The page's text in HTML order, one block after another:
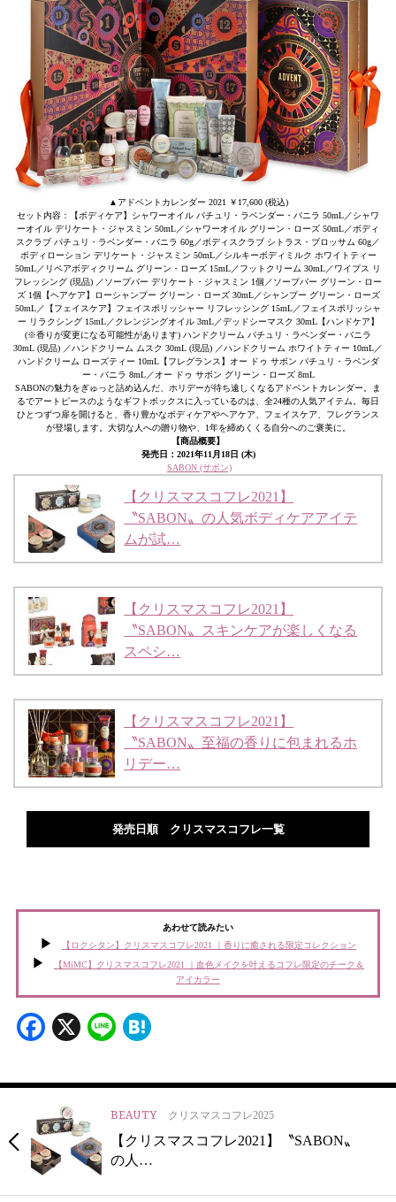
▲アドベントカレンダー 2021 ￥17,600 (税込)
セット内容：【ボディケア】シャワーオイル パチュリ・ラベンダー・バニラ 50mL／シャワ
ーオイル デリケート・ジャスミン 50mL／シャワーオイル グリーン・ローズ 50mL／ボディ
スクラブ パチュリ・ラベンダー・バニラ 60g／ボディスクラブ シトラス・ブロッサム 60g／
ボディローション デリケート・ジャスミン 50mL／シルキーボディミルク ホワイトティー
50mL／リペアボディクリーム グリーン・ローズ 15mL／フットクリーム 30mL／ワイプス リ
フレッシング (現品) ／ソープバー デリケート・ジャスミン 1個／ソープバー グリーン・ロー
ズ 1個【ヘアケア】ローシャンプー グリーン・ローズ 30mL／シャンプー グリーン・ローズ
50mL／【フェイスケア】フェイスポリッシャー リフレッシング 15mL／フェイスポリッシャ
ー リラクシング 15mL／クレンジングオイル 3mL／デッドシーマスク 30mL【ハンドケア】
(※香りが変更になる可能性があります) ハンドクリーム パチュリ・ラベンダー・バニラ
30mL (現品) ／ハンドクリーム ムスク 30mL (現品) ／ハンドクリーム ホワイトティー 10mL／
ハンドクリーム ローズティー 10mL【フレグランス】オー ドゥ サボン パチュリ・ラベンダ
ー・バニラ 8mL／オー ドゥ サボン グリーン・ローズ 8mL
SABONの魅力をぎゅっと詰め込んだ、ホリデーが待ち遠しくなるアドベントカレンダー。ま
るでアートピースのようなギフトボックスに入っているのは、全24種の人気アイテム。毎日
ひとつずつ扉を開けると、香り豊かなボディケアやヘアケア、フェイスケア、フレグランス
が登場します。大切な人への贈り物や、1年を締めくくる自分へのご褒美に。
【商品概要】
発売日：2021年11月18日 (木)
SABON (サボン)
【クリスマスコフレ2021】
〝SABON〟の人気ボディケアアイテ
ムが試…
【クリスマスコフレ2021】
〝SABON〟スキンケアが楽しくなる
スペシ…
【クリスマスコフレ2021】
〝SABON〟至福の香りに包まれるホ
リデー…
発売日順 クリスマスコフレ一覧
あわせて読みたい
【ロクシタン】クリスマスコフレ2021 ｜香りに癒される限定コレクション
【MiMC】クリスマスコフレ2021 ｜血色メイクを叶えるコフレ限定のチーク＆
アイカラー
Facebook
X Line
BEAUTY クリスマスコフレ2025
【クリスマスコフレ2021】〝SABON〟
の人…